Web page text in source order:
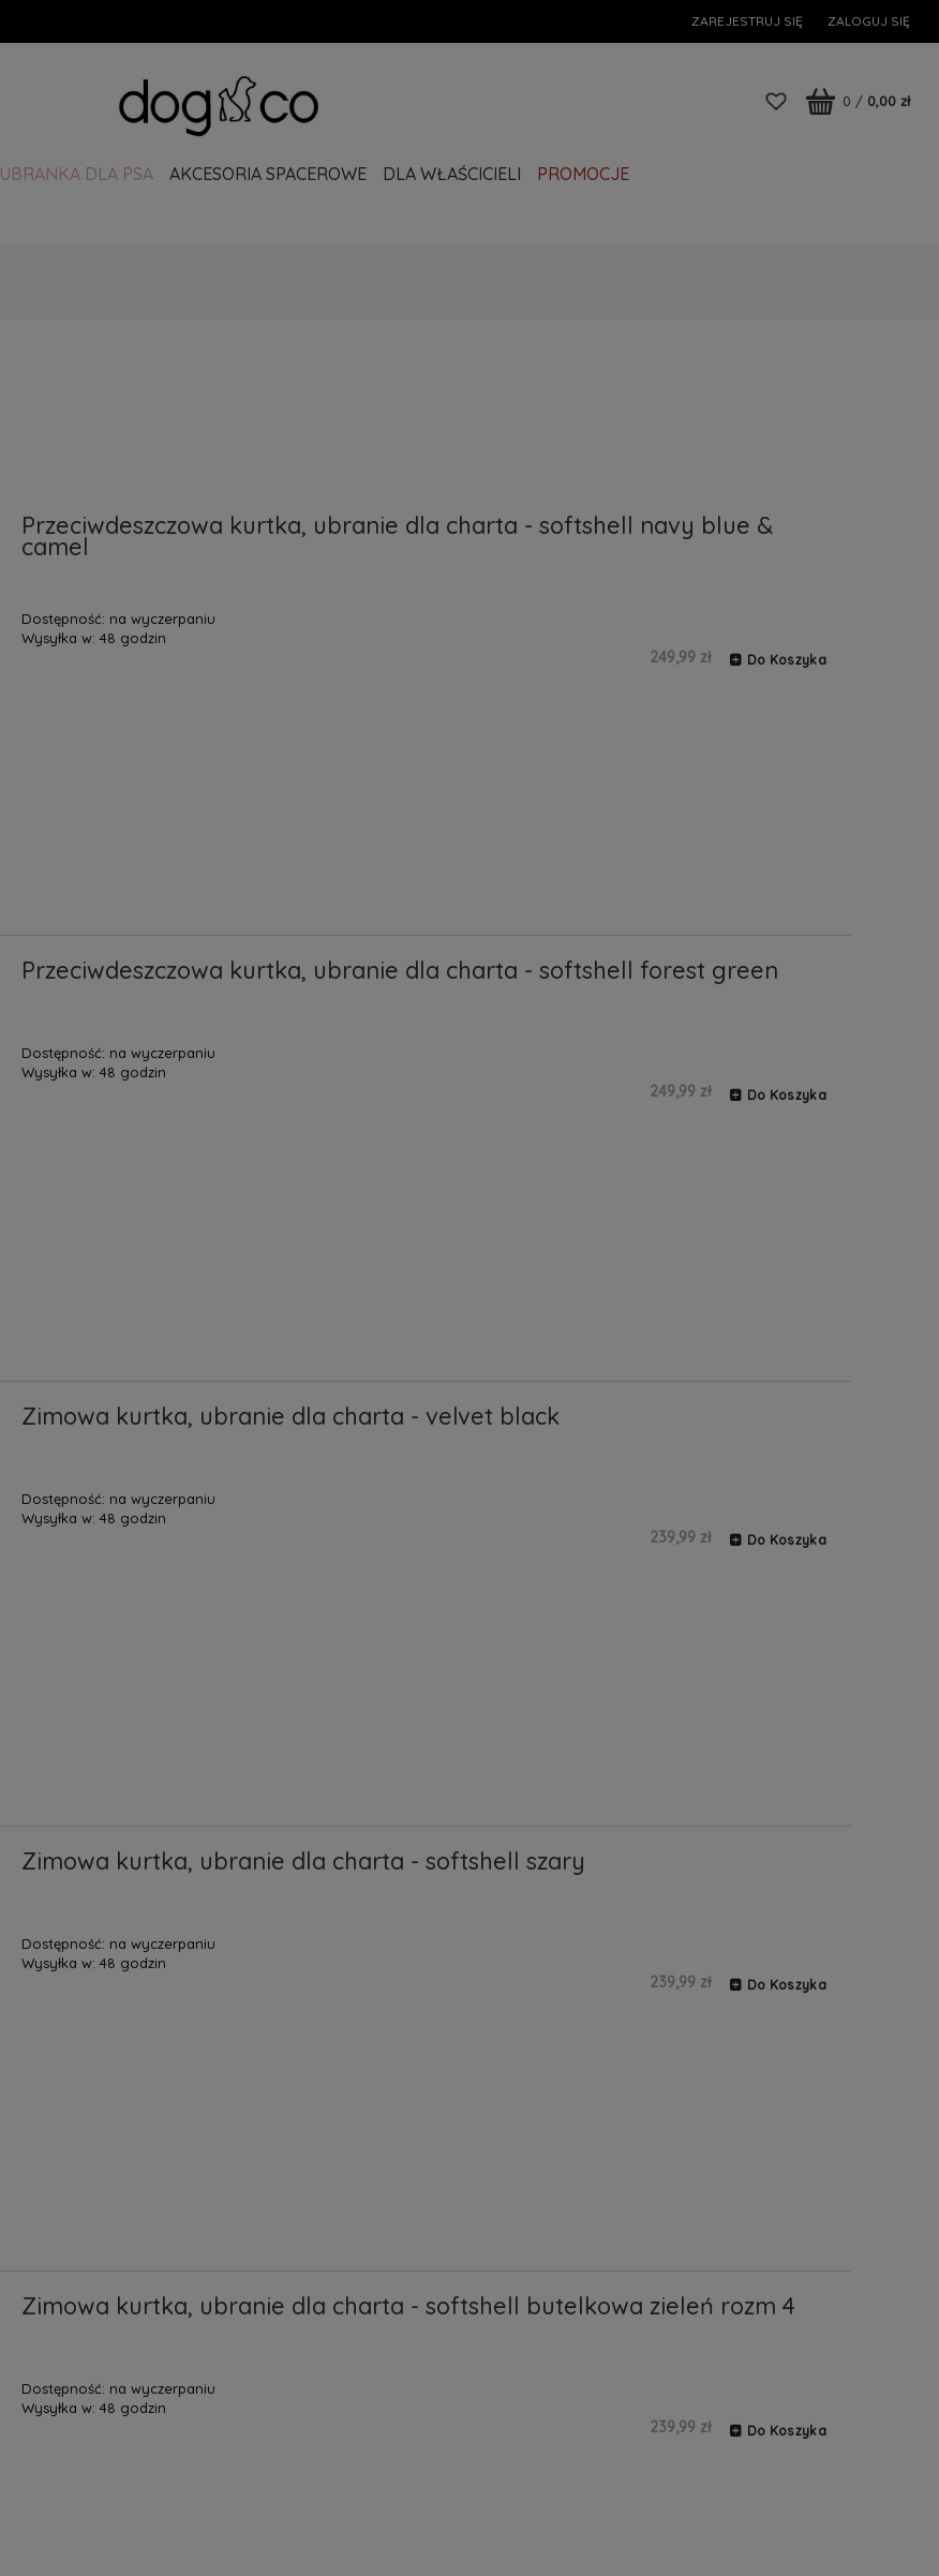
ZAREJESTRUJ SIĘ ZALOGUJ SIĘ
UBRANKA DLA PSA AKCESORIA SPACEROWE DLA WŁAŚCICIELI PROMOCJE
0 / 0,00 zł
Przeciwdeszczowa kurtka, ubranie dla charta - softshell navy blue &
camel
Dostępność: na wyczerpaniu
Wysyłka w: 48 godzin
249,99 zł Do Koszyka
Przeciwdeszczowa kurtka, ubranie dla charta - softshell forest green
Dostępność: na wyczerpaniu
Wysyłka w: 48 godzin
249,99 zł Do Koszyka
Zimowa kurtka, ubranie dla charta - velvet black
Dostępność: na wyczerpaniu
Wysyłka w: 48 godzin
239,99 zł Do Koszyka
Zimowa kurtka, ubranie dla charta - softshell szary
Dostępność: na wyczerpaniu
Wysyłka w: 48 godzin
239,99 zł Do Koszyka
Zimowa kurtka, ubranie dla charta - softshell butelkowa zieleń rozm 4
Dostępność: na wyczerpaniu
Wysyłka w: 48 godzin
239,99 zł Do Koszyka